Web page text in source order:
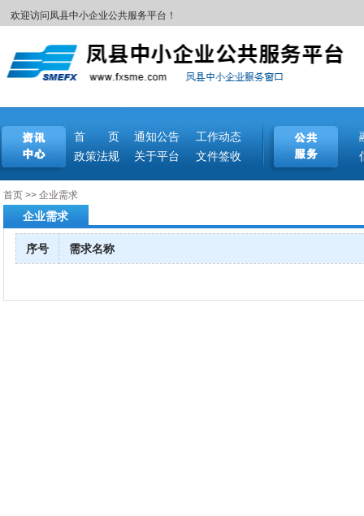
欢迎访问凤县中小企业公共服务平台！
首 页 通知公告 工作动态
政策法规
关于平台 文件签收
首页>> 企业需求
企业需求
序号 需求名称